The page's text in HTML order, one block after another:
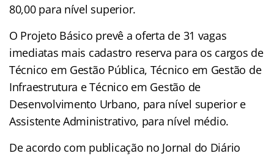
80,00 para nível superior.
O Projeto Básico prevê a oferta de 31 vagas
imediatas mais cadastro reserva para os cargos de
Técnico em Gestão Pública, Técnico em Gestão de
Infraestrutura e Técnico em Gestão de
Desenvolvimento Urbano, para nível superior e
Assistente Administrativo, para nível médio.
De acordo com publicação no Jornal do Diário